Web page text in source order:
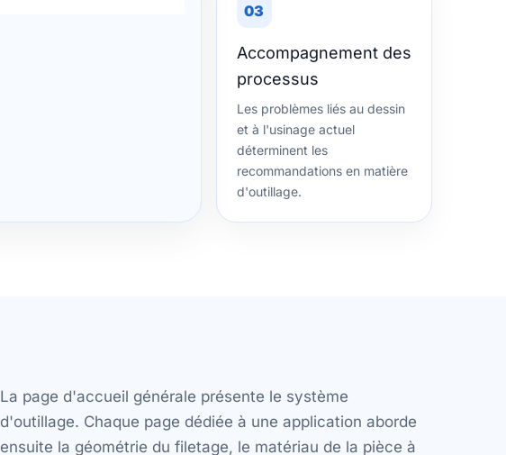
03
Accompagnement des
processus
Les problèmes liés au dessin
et à l'usinage actuel
déterminent les
recommandations en matière
d'outillage.
La page d'accueil générale présente le système
d'outillage. Chaque page dédiée à une application aborde
ensuite la géométrie du filetage, le matériau de la pièce à